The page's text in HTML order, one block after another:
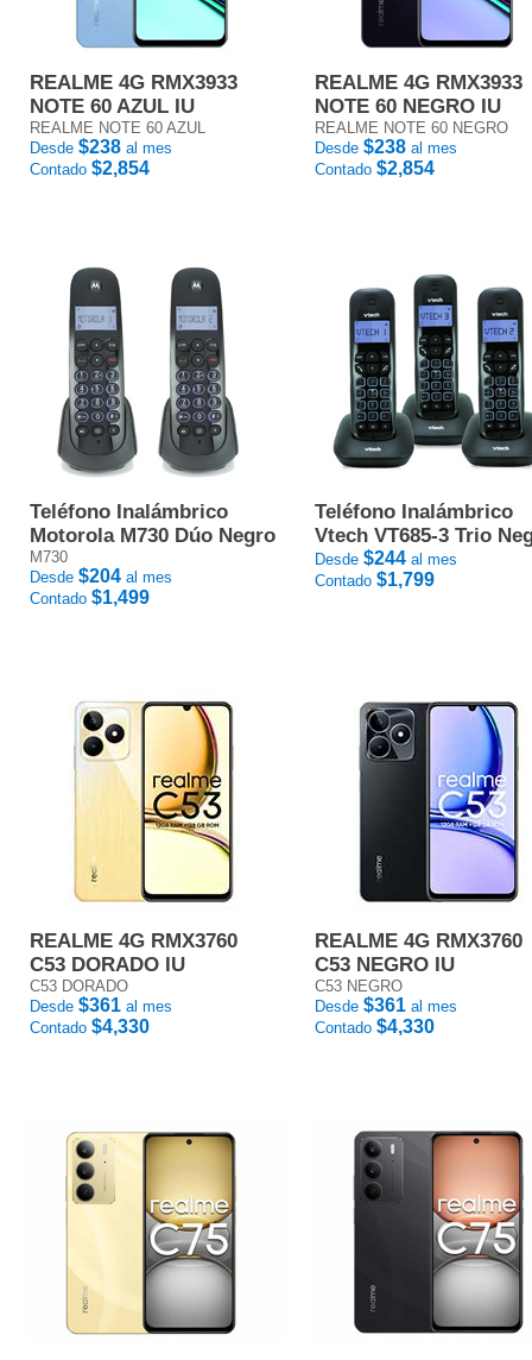
REALME 4G RMX3933
NOTE 60 AZUL IU
REALME NOTE 60 AZUL
Desde $238 al mes
Contado $2,854
REALME 4G RMX3933
NOTE 60 NEGRO IU
REALME NOTE 60 NEGRO
Desde $238 al mes
Contado $2,854
Teléfono Inalámbrico
Motorola M730 Dúo Negro
M730
Desde $204 al mes
Contado $1,499
Teléfono Inalámbrico
Vtech VT685-3 Trio
Desde $244 al mes
Contado $1,799
REALME 4G RMX3760
C53 DORADO IU
C53 DORADO
Desde $361 al mes
Contado $4,330
REALME 4G RMX3760
C53 NEGRO IU
C53 NEGRO
Desde $361 al mes
Contado $4,330